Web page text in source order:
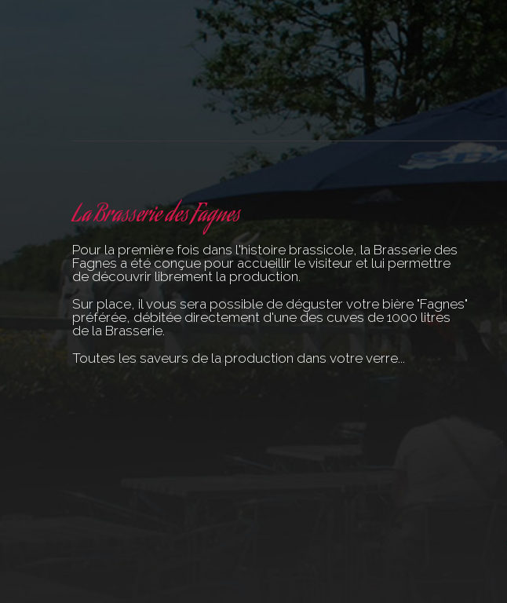
La Brasserie des Fagnes
Pour la première fois dans l'histoire brassicole, la Brasserie des
Fagnes a été conçue pour accueillir le visiteur et lui permettre
de découvrir librement la production.
Sur place, il vous sera possible de déguster votre bière "Fagnes"
préférée, débitée directement d'une des cuves de 1000 litres
de la Brasserie.
Toutes les saveurs de la production dans votre verre...